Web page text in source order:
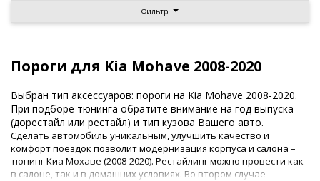
Фильтр
Пороги для Kia Mohave 2008-2020
Выбран тип аксессуаров: пороги на Kia Mohave 2008-2020.
При подборе тюнинга обратите внимание на год выпуска
(дорестайл или рестайл) и тип кузова Вашего авто.
Сделать автомобиль уникальным, улучшить качество и
комфорт поездок позволит модернизация корпуса и салона –
тюнинг Киа Мохаве (2008-2020). Рестайлинг можно провести как
в салоне, так и в домашних условиях. Во втором случае